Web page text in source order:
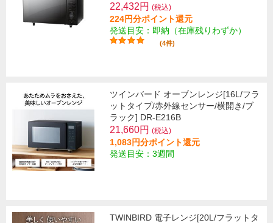
22,432円 (税込)
224円分ポイント還元
発送目安：即納（在庫残りわずか）
(4件)
ツインバード オーブンレンジ[16L/フラ
ットタイプ/赤外線センサー/横開き/ブ
ラック] DR-E216B
21,660円 (税込)
1,083円分ポイント還元
発送目安：3週間
TWINBIRD 電子レンジ[20L/フラットタ